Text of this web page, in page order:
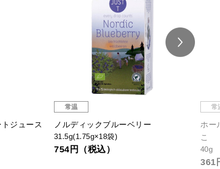
ジュース
常温
ノルディックブルーベリー
31.5g(1.75g×18袋)
754円（税込）
常
ホー
こ
40g
361